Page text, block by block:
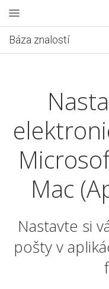
Báza znalostí
Mac
Nastavte si
pošty v